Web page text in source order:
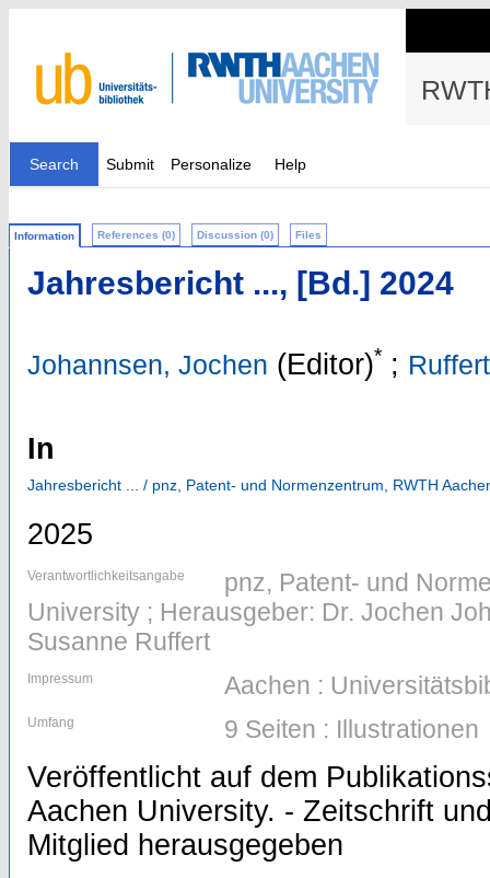
Search Submit Personalize Help
Information References (0) Discussion (0) Files
Jahresbericht ..., [Bd.] 2024
Johannsen, Jochen (Editor)* ;
In
Jahresbericht ... / pnz, Patent- und Normenzentrum, RWTH
2025
Verantwortlichkeitsangabe
pnz, Patent- und
University ; Herausgeber: Dr. Jochen
Susanne Ruffert
Impressum Aachen :
Umfang 9 Seiten : Illustrationen
Veröffentlicht auf dem
Aachen University. - Zeitschrift
Mitglied herausgegeben